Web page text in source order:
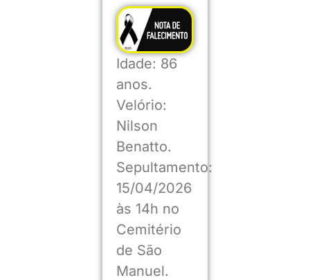
Idade: 86
anos.
Velório:
Nilson
Benatto.
Sepultamento:
15/04/2026
às 14h no
Cemitério
de São
Manuel.